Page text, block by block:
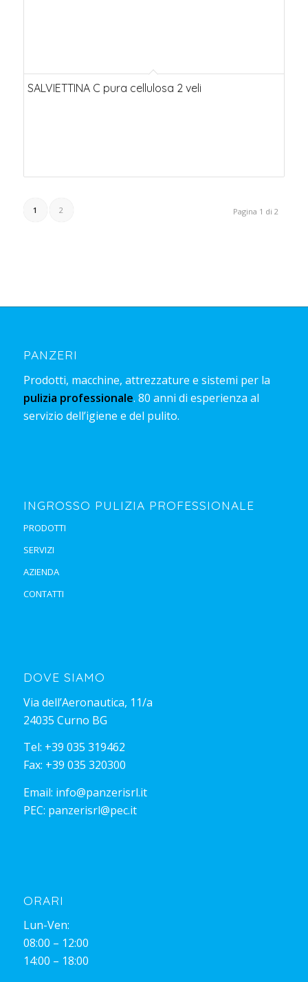
SALVIETTINA C pura cellulosa 2 veli
Pagina 1 di 2
1 2
PANZERI
Prodotti, macchine, attrezzature e sistemi per la
pulizia professionale. 80 anni di esperienza al
servizio dell’igiene e del pulito.
INGROSSO PULIZIA PROFESSIONALE
PRODOTTI
SERVIZI
AZIENDA
CONTATTI
DOVE SIAMO
Via dell’Aeronautica, 11/a
24035 Curno BG
Tel: +39 035 319462
Fax: +39 035 320300
Email: info@panzerisrl.it
PEC: panzerisrl@pec.it
ORARI
Lun-Ven:
08:00 – 12:00
14:00 – 18:00